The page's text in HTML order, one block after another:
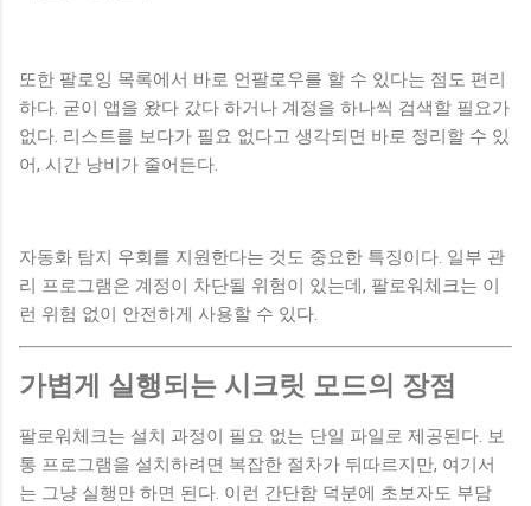
또한 팔로잉 목록에서 바로 언팔로우를 할 수 있다는 점도 편리
하다. 굳이 앱을 왔다 갔다 하거나 계정을 하나씩 검색할 필요가
없다. 리스트를 보다가 필요 없다고 생각되면 바로 정리할 수 있
어, 시간 낭비가 줄어든다.
자동화 탐지 우회를 지원한다는 것도 중요한 특징이다. 일부 관
리 프로그램은 계정이 차단될 위험이 있는데, 팔로워체크는 이
런 위험 없이 안전하게 사용할 수 있다.
가볍게 실행되는 시크릿 모드의 장점
팔로워체크는 설치 과정이 필요 없는 단일 파일로 제공된다. 보
통 프로그램을 설치하려면 복잡한 절차가 뒤따르지만, 여기서
는 그냥 실행만 하면 된다. 이런 간단함 덕분에 초보자도 부담